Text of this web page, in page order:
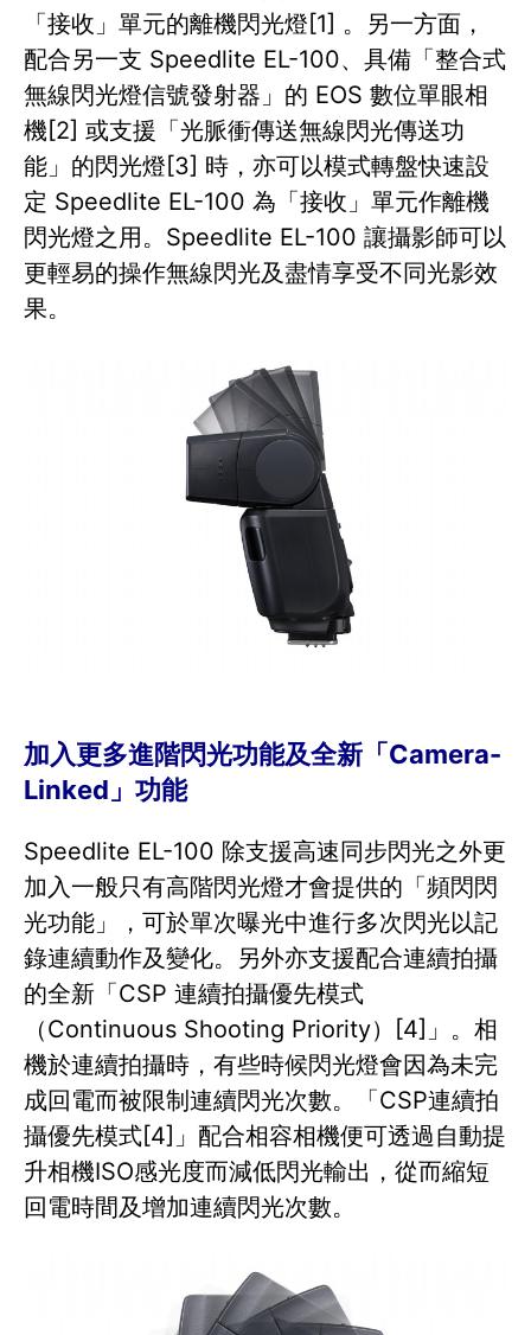
「接收」單元的離機閃光燈[1] 。另一方面，
配合另一支 Speedlite EL-100、具備「整合式
無線閃光燈信號發射器」的 EOS 數位單眼相
機[2] 或支援「光脈衝傳送無線閃光傳送功
能」的閃光燈[3] 時，亦可以模式轉盤快速設
定 Speedlite EL-100 為「接收」單元作離機
閃光燈之用。Speedlite EL-100 讓攝影師可以
更輕易的操作無線閃光及盡情享受不同光影效
果。
加入更多進階閃光功能及全新「Camera-
Linked」功能
Speedlite EL-100 除支援高速同步閃光之外更
加入一般只有高階閃光燈才會提供的「頻閃閃
光功能」，可於單次曝光中進行多次閃光以記
錄連續動作及變化。另外亦支援配合連續拍攝
的全新「CSP 連續拍攝優先模式
（Continuous Shooting Priority）[4]」。相
機於連續拍攝時，有些時候閃光燈會因為未完
成回電而被限制連續閃光次數。「CSP連續拍
攝優先模式[4]」配合相容相機便可透過自動提
升相機ISO感光度而減低閃光輸出，從而縮短
回電時間及增加連續閃光次數。